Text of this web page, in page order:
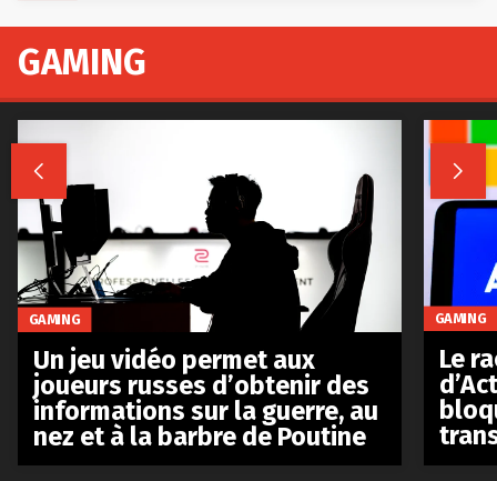
GAMING
 
GAMING
Un jeu vidéo permet aux
joueurs russes d’obtenir des
informations sur la guerre, au
nez et à la barbre de Poutine
GAMING
Le